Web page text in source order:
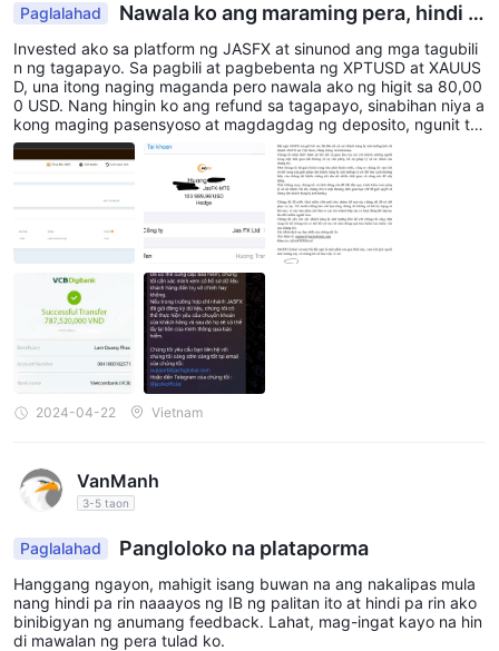
Paglalahad
Nawala ko ang maraming pera, hindi k
o ito maipapalabas.
Invested ako sa platform ng JASFX at sinunod ang mga tagubili
n ng tagapayo. Sa pagbili at pagbebenta ng XPTUSD at XAUUS
D, una itong naging maganda pero nawala ako ng higit sa 80,00
0 USD. Nang hingin ko ang refund sa tagapayo, sinabihan niya a
kong maging pasensyoso at magdagdag ng deposito, ngunit tu
manggi ako. Hindi na sumasagot sa akin ang tagapayo at pati a
ng koponan ng suporta. Matapos ang 2 na buwan na walang an
umang solusyon, nagpadala ng pahayag ang pangkalahatang ta
gapamahala ng JASFX na nagpapahayag na niloko ng sangay n
g JASFX sa Vietnam ang mga mamumuhunan! Umaasa ako na m
agbibigay ng maagap na solusyon ang JASFX sa lahat ng mga
mamumuhunang niloko. Inirekomenda ko ang platform na ito sa
maraming kaibigan at ngayon ay nasa problema ako. Tulungan n
inyo ako!!! -Hn
2024-04-22 Vietnam
VanManh
3-5 taon
Paglalahad Pangloloko na plataporma
Hanggang ngayon, mahigit isang buwan na ang nakalipas mula
nang hindi pa rin naaayos ng IB ng palitan ito at hindi pa rin ako
binibigyan ng anumang feedback. Lahat, mag-ingat kayo na hin
di mawalan ng pera tulad ko.